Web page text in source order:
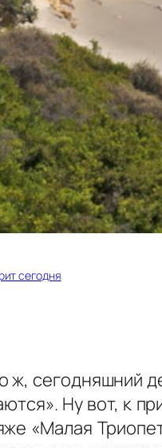
сегодня
ж, сегодняшний
Ну вот, к
«Малая